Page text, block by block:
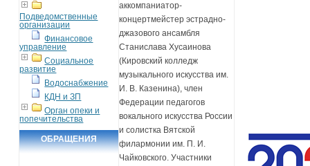
Подведомственные
организации
Финансовое
управление
Социальное
развитие
Водоснабжение
КДН и ЗП
Орган опеки и
попечительства
ОБРАЩЕНИЯ
аккомпаниатор-
концертмейстер эстрадно-
джазового ансамбля
Станислава Хусаинова
(Кировский колледж
музыкального искусства им.
И. В. Казенина), член
Федерации педагогов
вокального искусства России
и солистка Вятской
филармонии им. П. И.
Чайковского. Участники